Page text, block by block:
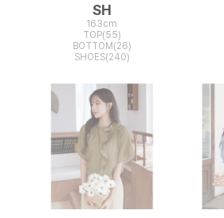
SH
163cm
TOP(55)
BOTTOM(26)
SHOES(240)